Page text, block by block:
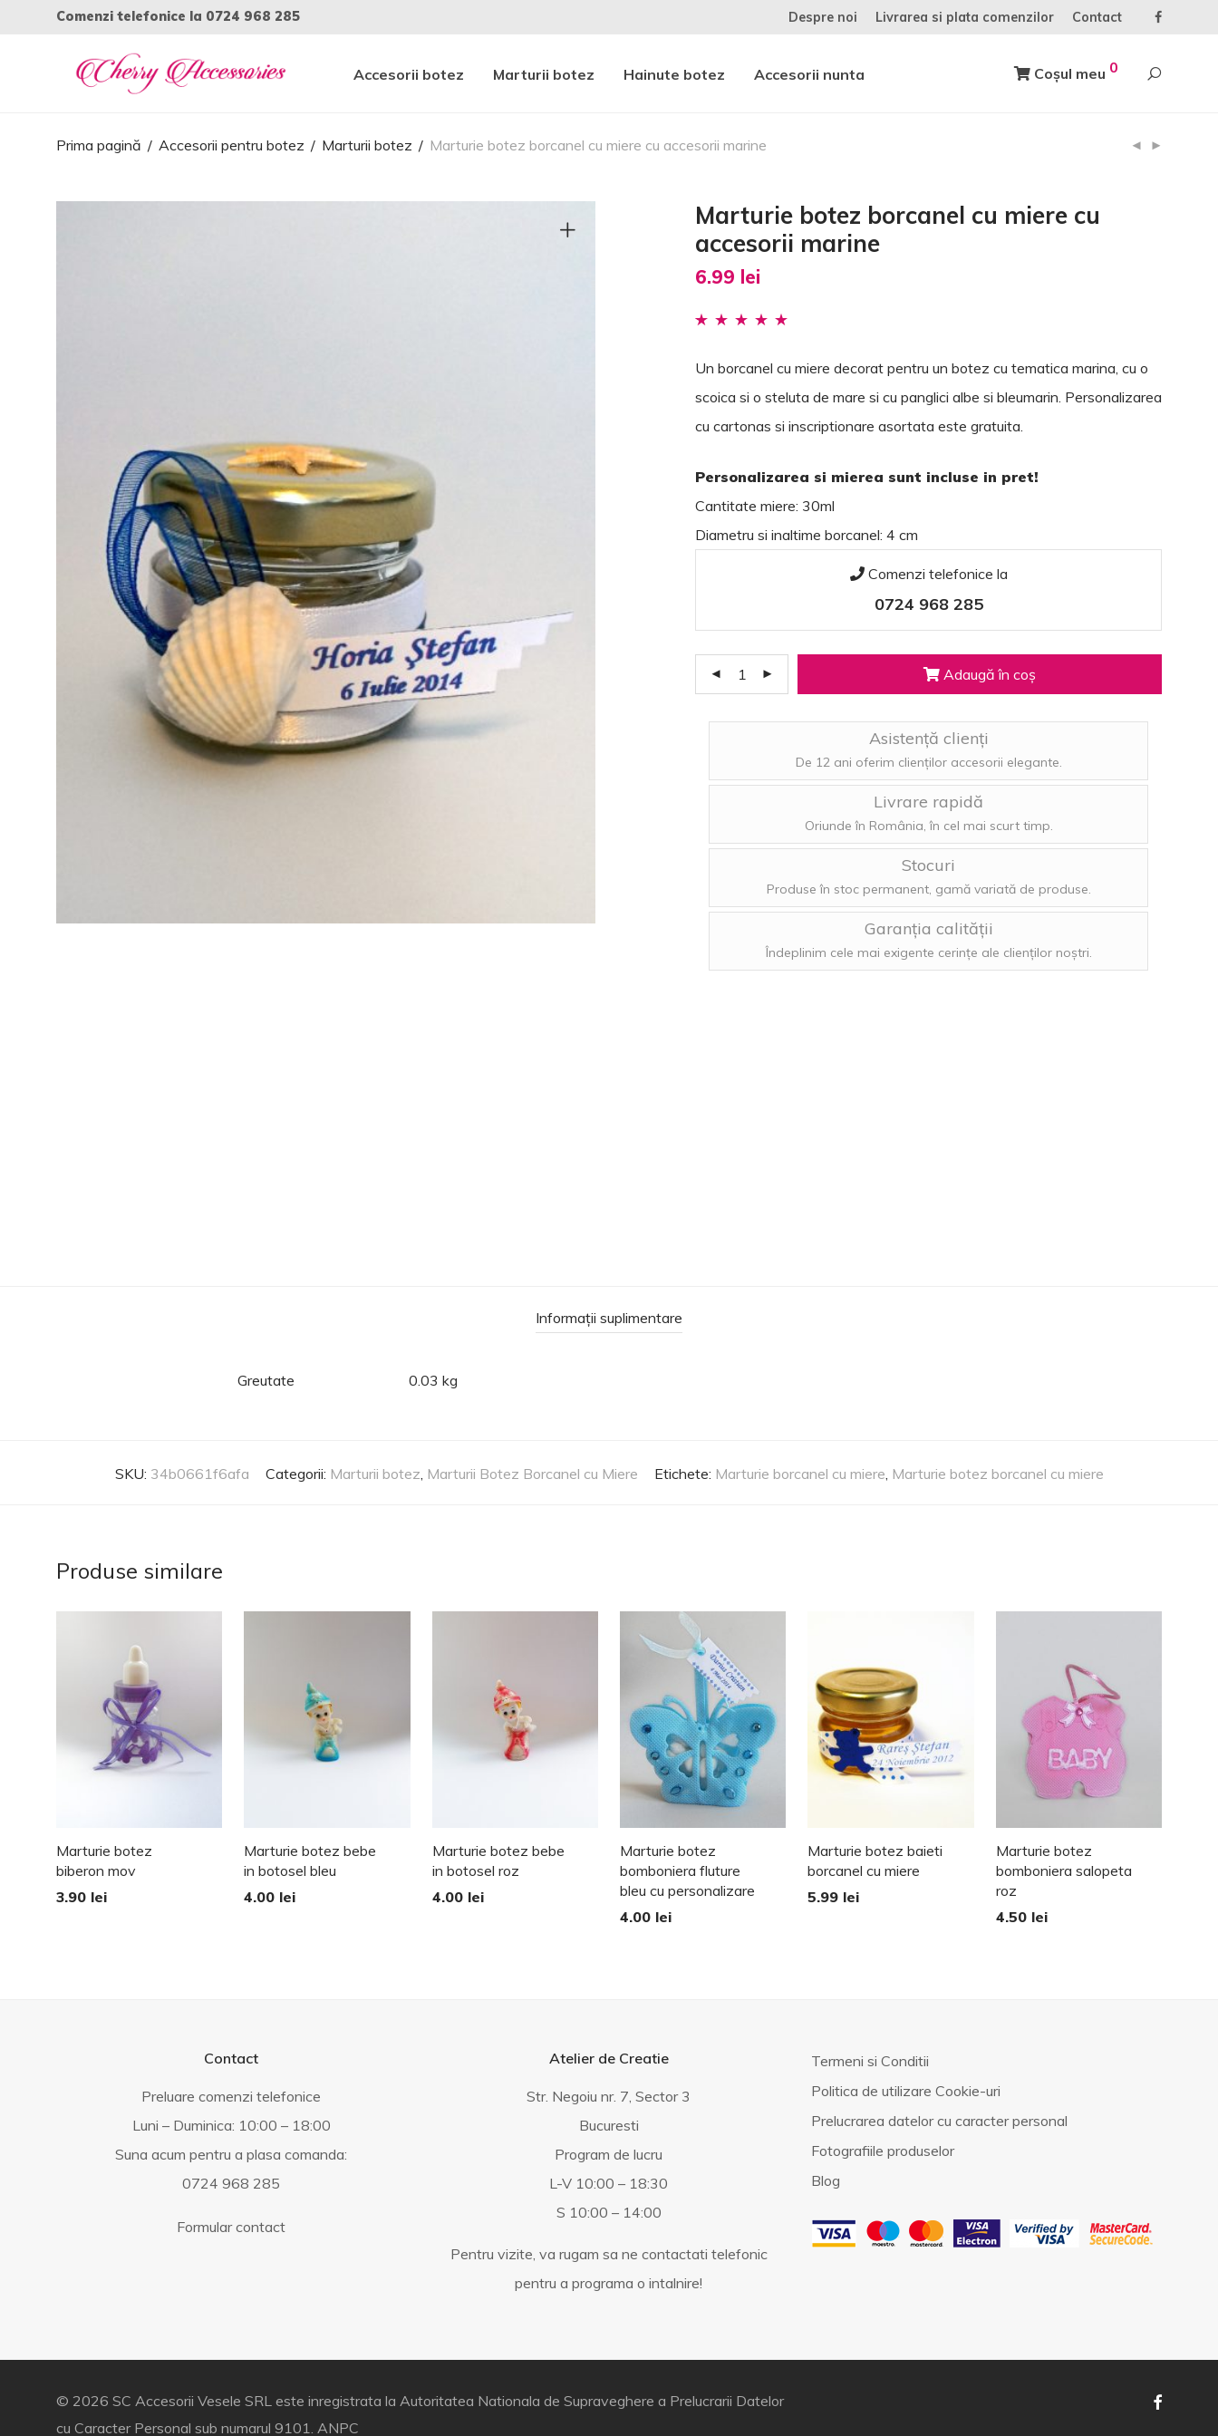
Comenzi telefonice la 0724 968 285 Despre noi Livrarea si plata comenzilor Contact
Accesorii botez Marturii botez Hainute botez Accesorii nunta Coșul meu 0
Prima pagină / Accesorii pentru botez / Marturii botez / Marturie botez borcanel cu miere cu accesorii marine
Marturie botez borcanel cu miere cu
accesorii marine
6.99 lei
din 5 pe baza a
evaluări ale
Un borcanel cu miere decorat pentru un botez cu tematica marina, cu o
scoica si o steluta de mare si cu panglici albe si bleumarin. Personalizarea
cu cartonas si inscriptionare asortata este gratuita.
Personalizarea si mierea sunt incluse in pret!
Cantitate miere: 30ml
Diametru si inaltime borcanel: 4 cm
Comenzi telefonice la
0724 968 285
Adaugă în coș
Asistență clienți
De 12 ani oferim clienților accesorii elegante.
Livrare rapidă
Oriunde în România, în cel mai scurt timp.
Stocuri
Produse în stoc permanent, gamă variată de produse.
Garanția calității
Îndeplinim cele mai exigente cerințe ale clienților noștri.
Informații suplimentare
Greutate 0.03 kg
SKU: 34b0661f6afa Categorii: Marturii botez, Marturii Botez Borcanel cu Miere Etichete: Marturie borcanel cu miere, Marturie botez borcanel cu miere
Produse similare
Marturie botez
biberon mov
3.90 lei
Marturie botez bebe
in botosel bleu
4.00 lei
Marturie botez bebe
in botosel roz
4.00 lei
Marturie botez
bomboniera fluture
bleu cu personalizare
4.00 lei
Marturie botez baieti
borcanel cu miere
5.99 lei
Marturie botez
bomboniera salopeta
roz
4.50 lei
Contact
Preluare comenzi telefonice
Luni – Duminica: 10:00 – 18:00
Suna acum pentru a plasa comanda:
0724 968 285
Formular contact
Atelier de Creatie
Str. Negoiu nr. 7, Sector 3
Bucuresti
Program de lucru
L-V 10:00 – 18:30
S 10:00 – 14:00
Pentru vizite, va rugam sa ne contactati telefonic
pentru a programa o intalnire!
Termeni si Conditii
Politica de utilizare Cookie-uri
Prelucrarea datelor cu caracter personal
Fotografiile produselor
Blog
© 2026 SC Accesorii Vesele SRL este inregistrata la Autoritatea Nationala de Supraveghere a Prelucrarii Datelor
cu Caracter Personal sub numarul 9101. ANPC